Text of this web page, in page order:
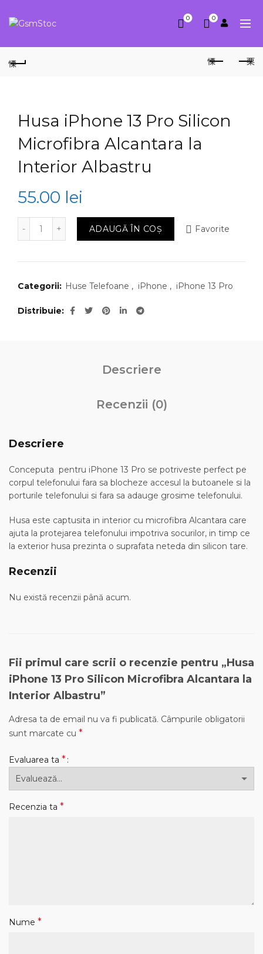
0 0
Husa iPhone 13 Pro Silicon
Microfibra Alcantara la
Interior Albastru
55.00 lei
Cantitate Husa iPhone 13 Pro Silicon Microfibra
ADAUGĂ ÎN COȘ Favorite
Categorii: Huse Telefoane , iPhone , iPhone 13 Pro
Distribuie
Descriere
Recenzii (0)
Descriere
Conceputa pentru iPhone 13 Pro se potriveste perfect pe
corpul telefonului fara sa blocheze accesul la butoanele si la
porturile telefonului si fara sa adauge grosime telefonului.
Husa este captusita in interior cu microfibra Alcantara care
ajuta la protejarea telefonului impotriva socurilor, in timp ce
la exterior husa prezinta o suprafata neteda din silicon tare.
Recenzii
Nu există recenzii până acum.
Fii primul care scrii o recenzie pentru „Husa
iPhone 13 Pro Silicon Microfibra Alcantara la
Interior Albastru”
Adresa ta de email nu va fi publicată. Câmpurile obligatorii
sunt marcate cu *
Evaluarea ta *
Recenzia ta *
Nume *